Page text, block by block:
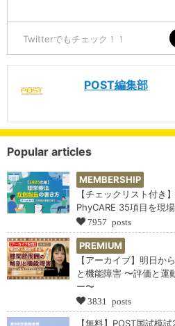
Twitterでもチェック！！
POST編集部
Popular articles
MEMBERSHIP
【チェックリスト付き
PhyCARE 35項目を現
7957 posts
PREMIUM
【アーカイブ】明日か
と機能障害 〜評価と運
ー〜
3831 posts
【無料】POST国試模